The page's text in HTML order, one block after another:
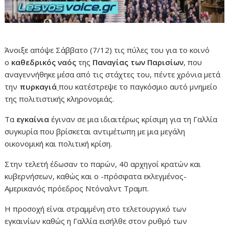
Άνοιξε απόψε Σάββατο (7/12) τις πύλες του για το κοινό
ο καθεδρικός ναός της Παναγίας των Παρισίων, που
αναγεννήθηκε μέσα από τις στάχτες του, πέντε χρόνια μετά
την πυρκαγιά που κατέστρεψε το παγκόσμιο αυτό μνημείο
της πολιτιστικής κληρονομιάς.
Τα εγκαίνιαέγιναν σε μια ιδιαιτέρως κρίσιμη για τη Γαλλία
συγκυρία που βρίσκεται αντιμέτωπη με μια μεγάλη
οικονομική και πολιτική κρίση.
Στην τελετή έδωσαν το παρών, 40 αρχηγοί κρατών και
κυβερνήσεων, καθώς και ο -πρόσφατα εκλεγμένος-
Αμερικανός πρόεδρος Ντόναλντ Τραμπ.
Η προσοχή είναι στραμμένη στο τελετουργικό των
εγκαινίων καθώς η Γαλλία εισήλθε στον ρυθμό των